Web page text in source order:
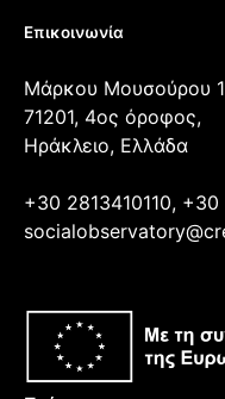
Επικοινωνία
Μάρκου Μουσούρου
71201, 4ος όροφος,
Ηράκλειο, Ελλάδα
+30 2813410110, +30